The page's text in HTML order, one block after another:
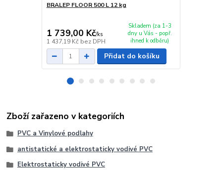
BRALEP FLOOR 500 L 12 kg
1 739,00 Kč/ks
1 437,19 Kč bez DPH
Skladem (za 1-3
dny u Vás - popř.
ihned k odběru)
Přidat do košíku
Zboží zařazeno v kategoriích
PVC a Vinylové podlahy
antistatické a elektrostaticky vodivé PVC
Elektrostaticky vodivé PVC